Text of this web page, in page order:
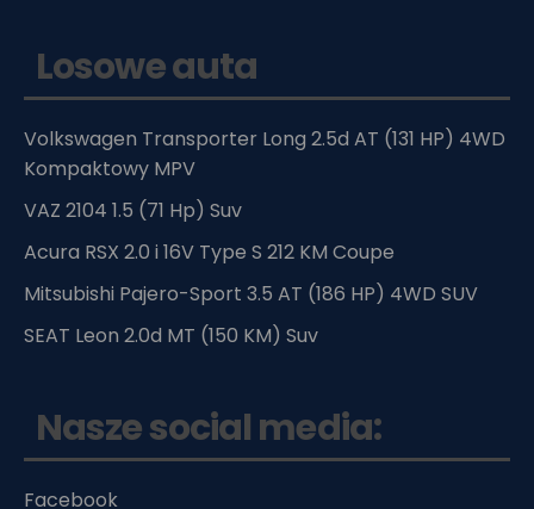
Losowe auta
Volkswagen Transporter Long 2.5d AT (131 HP) 4WD
Kompaktowy MPV
VAZ 2104 1.5 (71 Hp) Suv
Acura RSX 2.0 i 16V Type S 212 KM Coupe
Mitsubishi Pajero-Sport 3.5 AT (186 HP) 4WD SUV
SEAT Leon 2.0d MT (150 KM) Suv
Nasze social media:
Facebook